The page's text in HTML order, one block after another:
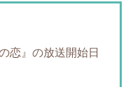
恋』の放送開始日